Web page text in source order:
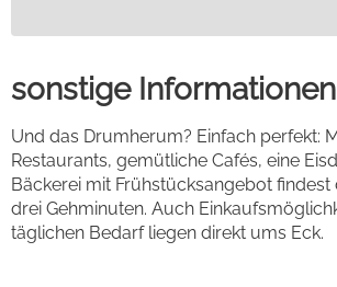
sonstige Informationen
Und das Drumherum? Einfach perfekt:
Restaurants, gemütliche Cafés, eine
Bäckerei mit Frühstücksangebot findest
drei Gehminuten. Auch
täglichen Bedarf liegen direkt ums Eck.